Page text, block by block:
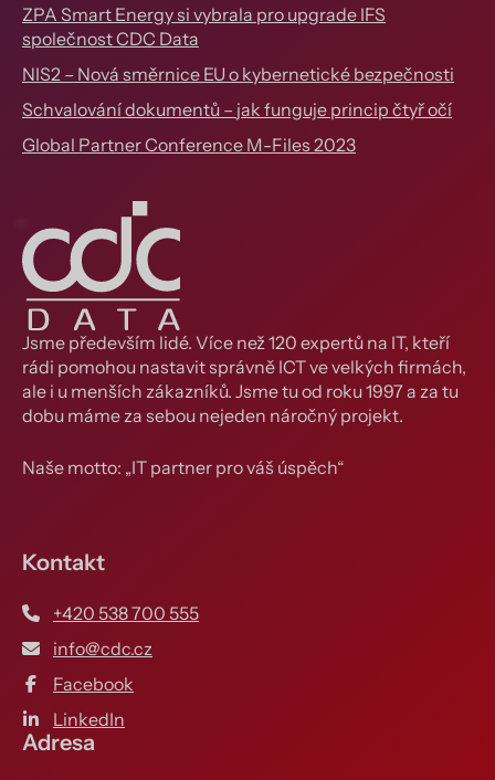
ZPA Smart Energy si vybrala pro upgrade IFS
společnost CDC Data
NIS2 – Nová směrnice EU o kybernetické bezpečnosti
Schvalování dokumentů – jak funguje princip čtyř očí
Global Partner Conference M-Files 2023
Jsme především lidé. Více než 120 expertů na IT, kteří
rádi pomohou nastavit správně ICT ve velkých firmách,
ale i u menších zákazníků. Jsme tu od roku 1997 a za tu
dobu máme za sebou nejeden náročný projekt.
Naše motto: „IT partner pro váš úspěch“
Kontakt
+420 538 700 555
info@cdc.cz
Facebook
LinkedIn
Adresa